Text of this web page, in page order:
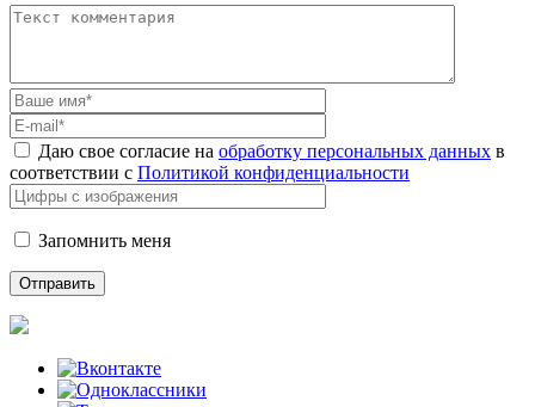
Даю свое согласие на обработку персональных данных в
соответствии с Политикой конфиденциальности
Запомнить меня